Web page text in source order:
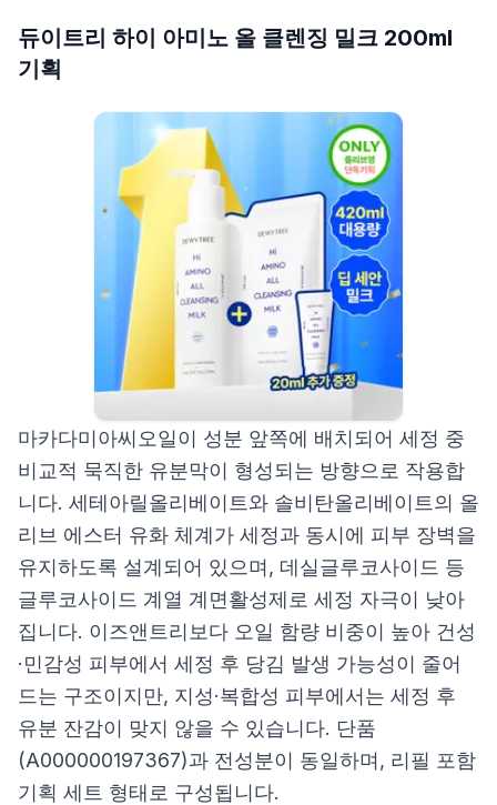
듀이트리 하이 아미노 올 클렌징 밀크 200ml
기획
마카다미아씨오일이 성분 앞쪽에 배치되어 세정 중
비교적 묵직한 유분막이 형성되는 방향으로 작용합
니다. 세테아릴올리베이트와 솔비탄올리베이트의 올
리브 에스터 유화 체계가 세정과 동시에 피부 장벽을
유지하도록 설계되어 있으며, 데실글루코사이드 등
글루코사이드 계열 계면활성제로 세정 자극이 낮아
집니다. 이즈앤트리보다 오일 함량 비중이 높아 건성
·민감성 피부에서 세정 후 당김 발생 가능성이 줄어
드는 구조이지만, 지성·복합성 피부에서는 세정 후
유분 잔감이 맞지 않을 수 있습니다. 단품
(A000000197367)과 전성분이 동일하며, 리필 포함
기획 세트 형태로 구성됩니다.